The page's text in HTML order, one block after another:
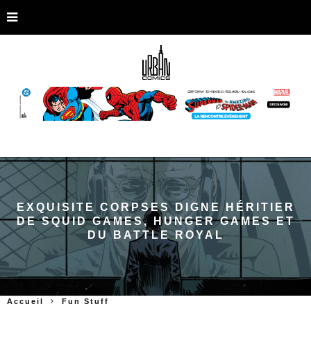
EXQUISITE CORPSES DIGNE HÉRITIER
DE SQUID GAMES, HUNGER GAMES ET
DU BATTLE ROYAL
Accueil Fun Stuff